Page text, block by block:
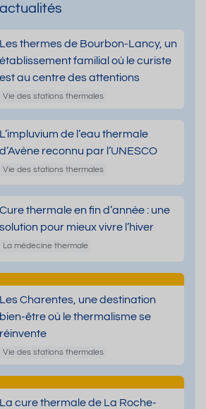
Les thermes de Bourbon-Lancy, un
établissement familial où le curiste
est au centre des attentions
Vie des stations thermales
L’impluvium de l’eau thermale
d’Avène reconnu par l’UNESCO
Vie des stations thermales
Cure thermale en fin d’année : une
solution pour mieux vivre l’hiver
La médecine thermale
Les Charentes, une destination
bien-être où le thermalisme se
réinvente
Vie des stations thermales
La cure thermale de La Roche-